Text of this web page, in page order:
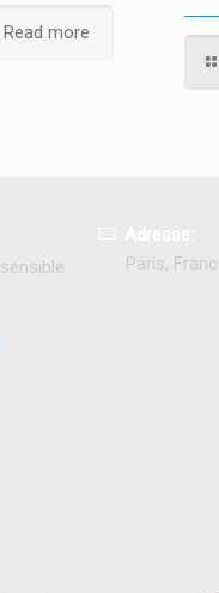
Read more
Paris,